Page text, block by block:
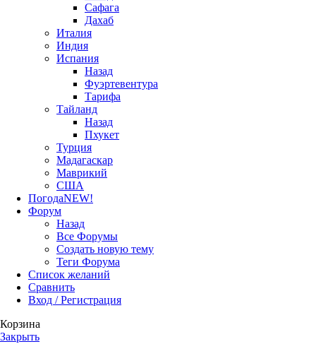
Сафага
Дахаб
Италия
Индия
Испания
Назад
Фуэртевентура
Тарифа
Тайланд
Назад
Пхукет
Турция
Мадагаскар
Маврикий
США
ПогодаNEW!
Форум
Назад
Все Форумы
Создать новую тему
Теги Форума
Список желаний
Сравнить
Вход / Регистрация
Корзина
Закрыть